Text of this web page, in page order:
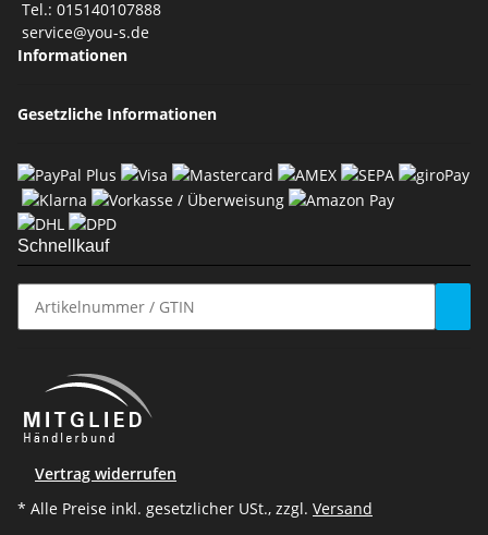
Tel.: 015140107888
service@you-s.de
Informationen
Gesetzliche Informationen
Schnellkauf
Vertrag widerrufen
* Alle Preise inkl. gesetzlicher USt., zzgl. Versand